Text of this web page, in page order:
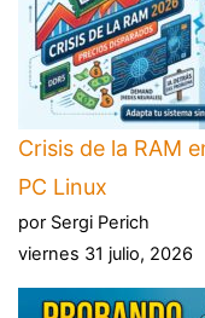
Crisis de la RAM
PC Linux
por Sergi Perich
viernes 31 julio, 2026